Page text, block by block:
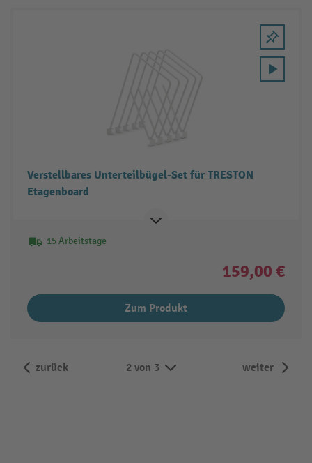
Verstellbares Unterteilbügel-Set für TRESTON
Etagenboard
15 Arbeitstage
159,00 €
Zum Produkt
zurück 2 von 3 weiter